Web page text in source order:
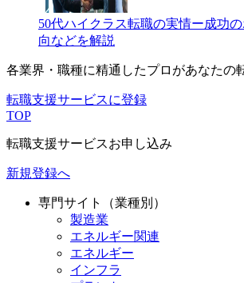
50代ハイクラス転職の実情ー成功
向などを解説
各業界・職種に精通したプロがあなたの
転職支援サービスに登録
TOP
転職支援サービスお申し込み
新規登録へ
専門サイト（業種別）
製造業
エネルギー関連
エネルギー
インフラ